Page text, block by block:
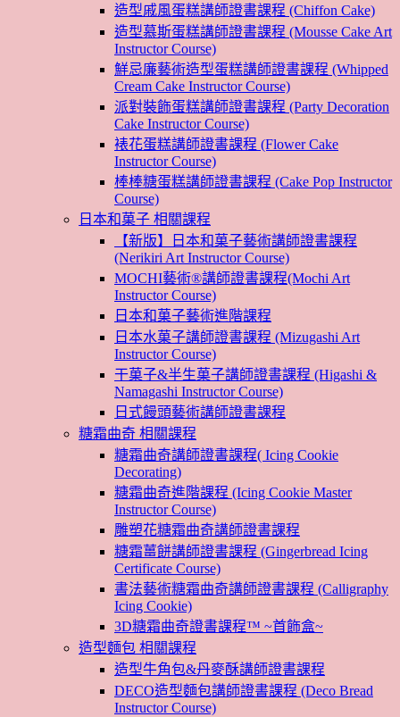
造型戚風蛋糕講師證書課程 (Chiffon Cake)
造型慕斯蛋糕講師證書課程 (Mousse Cake Art
Instructor Course)
鮮忌廉藝術造型蛋糕講師證書課程 (Whipped
Cream Cake Instructor Course)
派對裝飾蛋糕講師證書課程 (Party Decoration
Cake Instructor Course)
裱花蛋糕講師證書課程 (Flower Cake
Instructor Course)
棒棒糖蛋糕講師證書課程 (Cake Pop Instructor
Course)
日本和菓子 相關課程
【新版】日本和菓子藝術講師證書課程
(Nerikiri Art Instructor Course)
MOCHI藝術®講師證書課程(Mochi Art
Instructor Course)
日本和菓子藝術進階課程
日本水菓子講師證書課程 (Mizugashi Art
Instructor Course)
干菓子&半生菓子講師證書課程 (Higashi &
Namagashi Instructor Course)
日式饅頭藝術講師證書課程
糖霜曲奇 相關課程
糖霜曲奇講師證書課程( Icing Cookie
Decorating)
糖霜曲奇進階課程 (Icing Cookie Master
Instructor Course)
雕塑花糖霜曲奇講師證書課程
糖霜薑餅講師證書課程 (Gingerbread Icing
Certificate Course)
書法藝術糖霜曲奇講師證書課程 (Calligraphy
Icing Cookie)
3D糖霜曲奇證書課程™ ~首飾盒~
造型麵包 相關課程
造型牛角包&丹麥酥講師證書課程
DECO造型麵包講師證書課程 (Deco Bread
Instructor Course)